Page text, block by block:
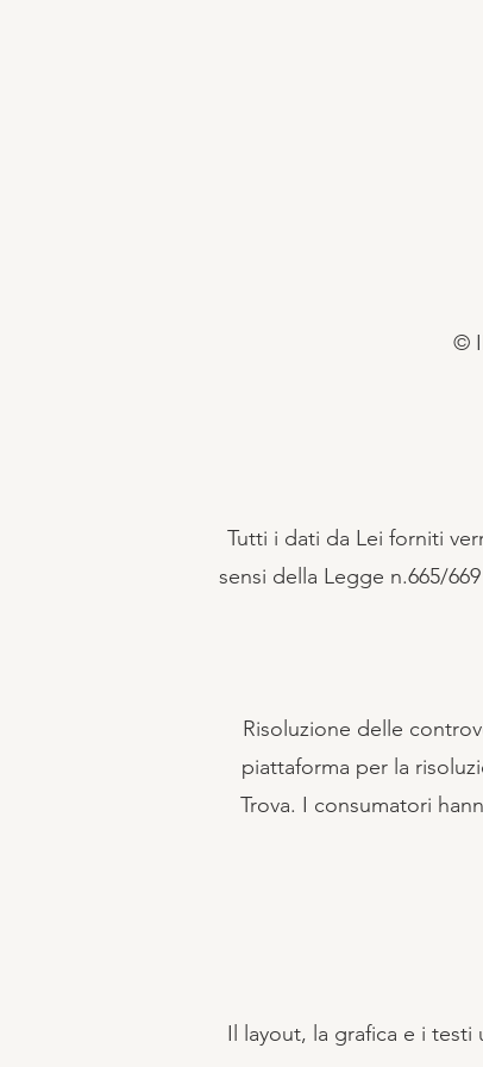
©
Tutti i dati da Lei forniti
sensi della Legge n.665/
Risoluzione delle
piattaforma per la
Trova. I consumatori
Il layout, la grafica e i